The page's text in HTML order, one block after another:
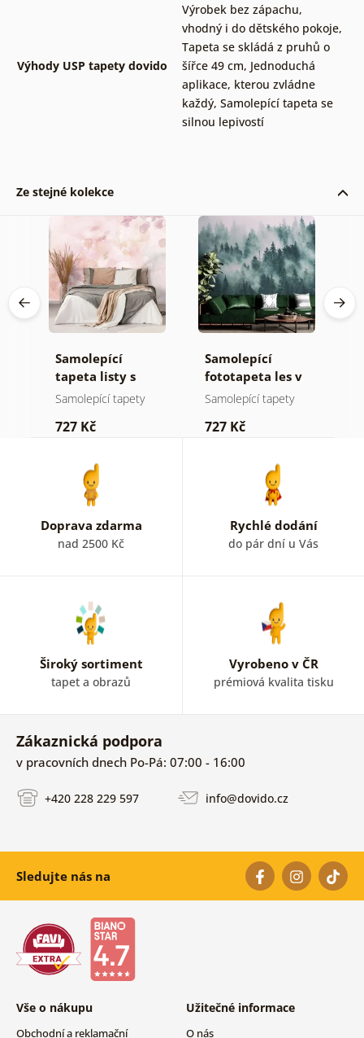
Výhody USP tapety dovido
Výrobek bez zápachu,
vhodný i do dětského pokoje,
Tapeta se skládá z pruhů o
šířce 49 cm, Jednoduchá
aplikace, kterou zvládne
každý, Samolepící tapeta se
silnou lepivostí
Ze stejné kolekce
Samolepící
tapeta listy s
pastelovým
Samolepící tapety
727 Kč
Samolepící
fototapeta les v
mlze
Samolepící tapety
727 Kč
Doprava zdarma
nad 2500 Kč
Rychlé dodání
do pár dní u Vás
Široký sortiment
tapet a obrazů
Vyrobeno v ČR
prémiová kvalita tisku
Zákaznická podpora
v pracovních dnech Po-Pá: 07:00 - 16:00
+420 228 229 597 info@dovido.cz
Sledujte nás na
Vše o nákupu
Obchodní a reklamační
Užitečné informace
O nás